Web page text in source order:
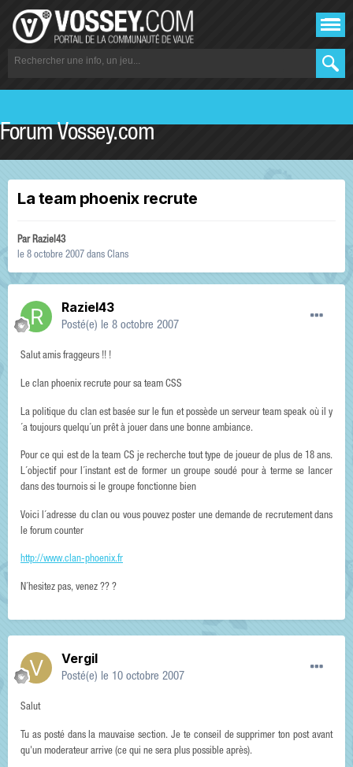
Forum Vossey.com
La team phoenix recrute
ParRaziel43
le 8 octobre 2007 dans Clans
Raziel43
Posté(e) le 8 octobre 2007
Salut amis fraggeurs !! !
Le clan phoenix recrute pour sa team CSS
La politique du clan est basée sur le fun et possède un serveur team speak où il y
´a toujours quelqu´un prêt à jouer dans une bonne ambiance.
Pour ce qui est de la team CS je recherche tout type de joueur de plus de 18 ans.
L´objectif pour l´instant est de former un groupe soudé pour à terme se lancer
dans des tournois si le groupe fonctionne bien
Voici l´adresse du clan ou vous pouvez poster une demande de recrutement dans
le forum counter
http://www.clan-phoenix.fr
N´hesitez pas, venez ?? ?
Vergil
Posté(e) le 10 octobre 2007
Salut
Tu as posté dans la mauvaise section. Je te conseil de supprimer ton post avant
qu'un moderateur arrive (ce qui ne sera plus possible après).